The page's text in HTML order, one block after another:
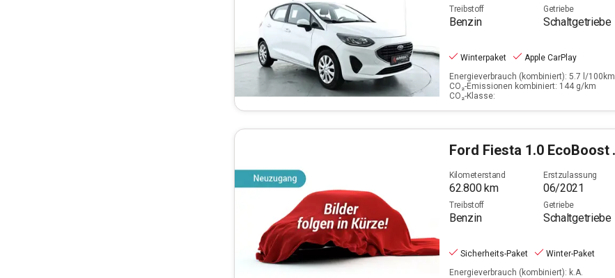
Treibstoff
Benzin
Getriebe
Schaltgetriebe
Winterpaket
Apple CarPlay
Energieverbrauch (kombiniert): 5.7 l/100km
CO₂-Emissionen kombiniert: 144 g/km
CO₂-Klasse:
Ford Fiesta 1.0 EcoBoost Titanium S/S (EURO 6d)
Kilometerstand
62.800km
Erstzulassung
06/2021
Treibstoff
Benzin
Getriebe
Schaltgetriebe
Sicherheits-Paket
Winter-Paket
Energieverbrauch (kombiniert): k.A.